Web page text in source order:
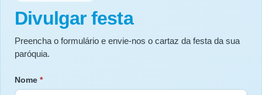
Divulgar festa
Preencha o formulário e envie-nos o cartaz da festa da sua
paróquia.
Nome *